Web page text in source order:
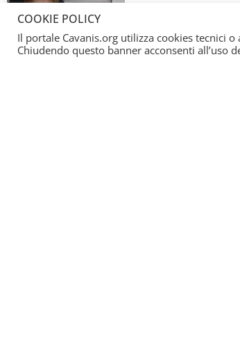
COOKIE POLICY
Il portale Cavanis.org utilizza cookies tecnici
Chiudendo questo banner acconsenti all’uso